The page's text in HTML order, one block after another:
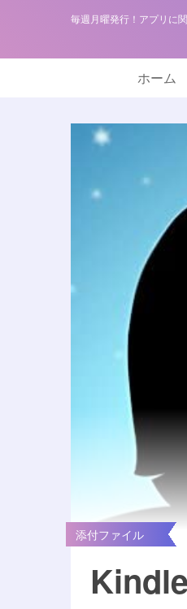
毎週月曜発行！アプリに
ホーム
添付ファイル
Kindle